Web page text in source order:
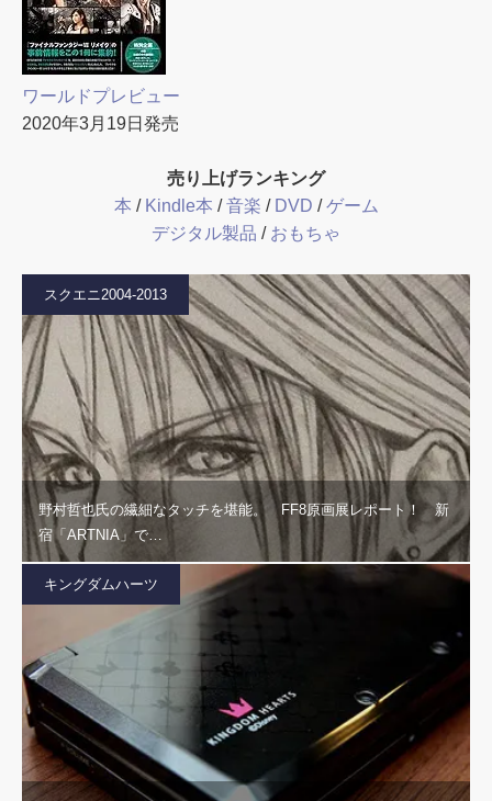
ワールドプレビュー
2020年3月19日発売
売り上げランキング
本 / Kindle本 /音楽 / DVD /ゲーム
デジタル製品 / おもちゃ
スクエニ2004-2013
野村哲也氏の繊細なタッチを堪能。 FF8原画展レポート！ 新
宿「ARTNIA」で…
キングダムハーツ